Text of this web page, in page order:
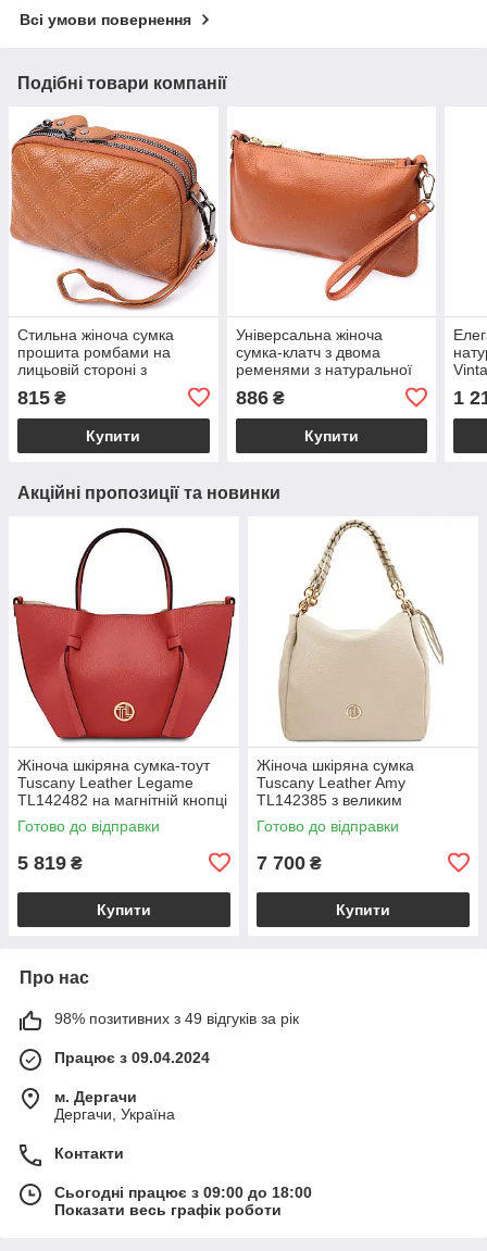
Всі умови повернення
Подібні товари компанії
Стильна жіноча сумка
прошита ромбами на
лицьовій стороні з
натуральної шкіри Vintage
22809 Рудий
815 ₴
Купити
Універсальна жіноча
сумка-клатч з двома
ременями з натуральної
шкіри Vintage 22645 Руда
886₴
Купити
1
Акційні пропозиції та новинки
Жіноча шкіряна сумка-тоут
Tuscany Leather Legame
TL142482 на магнітній кнопці
з плечовим ременем,
коралова BS2482_1_105
Готово до відправки
5 819 ₴
Купити
Жіноча шкіряна сумка
Tuscany Leather Amy
TL142385 з великим
відділенням і плечовим
ременем, бежева
Готово до відправки
7 700 ₴
Купити
Про нас
98% позитивних з 49 відгуків за рік
Працює з 09.04.2024
м. Дергачи
Дергачи, Україна
Контакти
Сьогодні працює з 09:00 до 18:00
Показати весь графік роботи